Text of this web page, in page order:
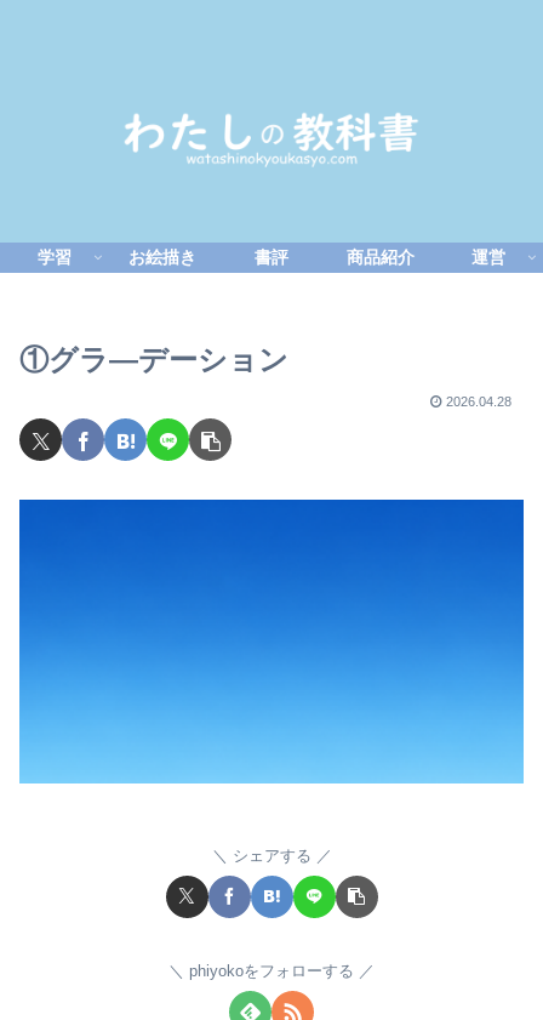
学習 お絵描き 書評 商品紹介 運営
①グラ―デーション
2026.04.28
シェアする
phiyokoをフォローする